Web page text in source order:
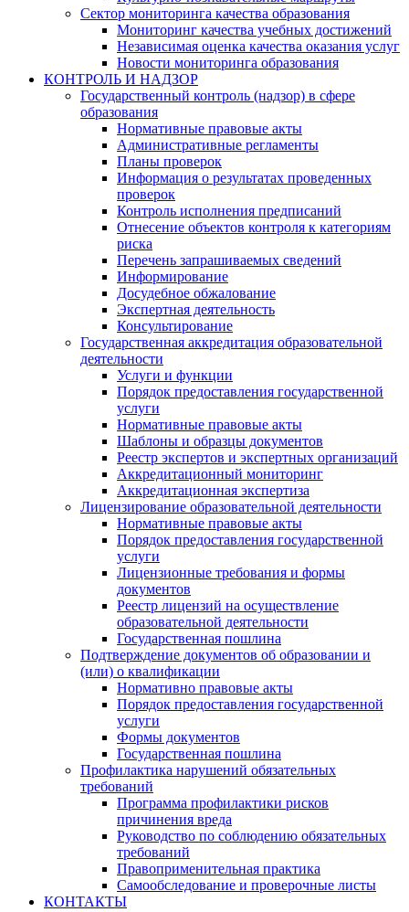
Сектор мониторинга качества образования
Мониторинг качества учебных достижений
Независимая оценка качества оказания услуг
Новости мониторинга образования
КОНТРОЛЬ И НАДЗОР
Государственный контроль (надзор) в сфере
образования
Нормативные правовые акты
Административные регламенты
Планы проверок
Информация о результатах проведенных
проверок
Контроль исполнения предписаний
Отнесение объектов контроля к категориям
риска
Перечень запрашиваемых сведений
Информирование
Досудебное обжалование
Экспертная деятельность
Консультирование
Государственная аккредитация образовательной
деятельности
Услуги и функции
Порядок предоставления государственной
услуги
Нормативные правовые акты
Шаблоны и образцы документов
Реестр экспертов и экспертных организаций
Аккредитационный мониторинг
Аккредитационная экспертиза
Лицензирование образовательной деятельности
Нормативные правовые акты
Порядок предоставления государственной
услуги
Лицензионные требования и формы
документов
Реестр лицензий на осуществление
образовательной деятельности
Государственная пошлина
Подтверждение документов об образовании и
(или) о квалификации
Нормативно правовые акты
Порядок предоставления государственной
услуги
Формы документов
Государственная пошлина
Профилактика нарушений обязательных
требований
Программа профилактики рисков
причинения вреда
Руководство по соблюдению обязательных
требований
Правоприменительная практика
Самообследование и проверочные листы
КОНТАКТЫ